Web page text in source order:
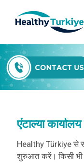
p
t
o
c
एंटाल्या
Healthy Türkiye से
शुरुआत करें। किसी भी